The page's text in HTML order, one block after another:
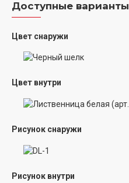
Доступные варианты
Цвет снаружи
Цвет внутри
Рисунок снаружи
Рисунок внутри